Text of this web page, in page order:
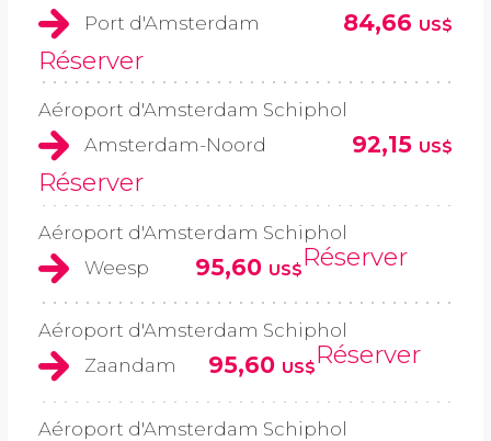
Port d'Amsterdam
84,66 US$
Réserver
Aéroport d'Amsterdam Schiphol
Amsterdam-Noord
92,15 US$
Réserver
Aéroport d'Amsterdam Schiphol
Weesp
95,60 US$Réserver
Aéroport d'Amsterdam Schiphol
Zaandam
95,60 US$Réserver
Aéroport d'Amsterdam Schiphol